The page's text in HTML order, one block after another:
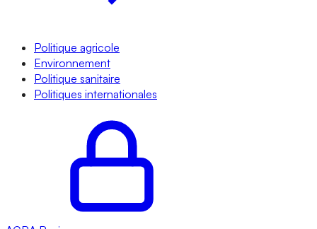
Politique agricole
Environnement
Politique sanitaire
Politiques internationales